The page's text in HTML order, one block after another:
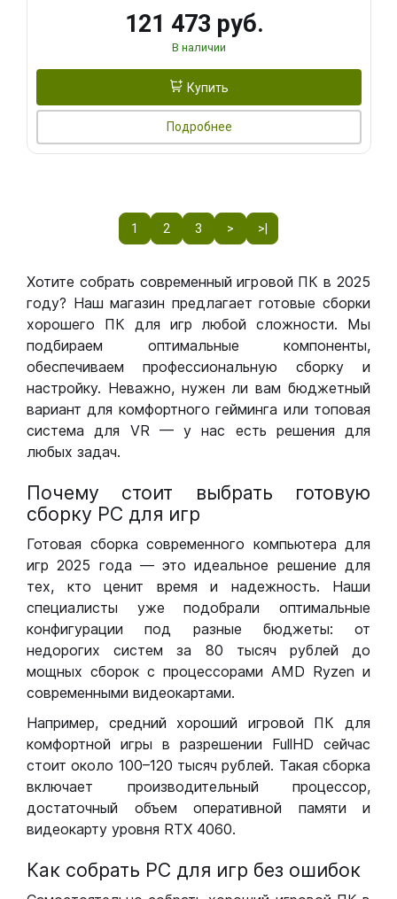
121 473 руб.
В наличии
Купить
Подробнее
1 2 3 > >|
Хотите собрать современный игровой ПК в 2025
году? Наш магазин предлагает готовые сборки
хорошего ПК для игр любой сложности. Мы
подбираем оптимальные компоненты,
обеспечиваем профессиональную сборку и
настройку. Неважно, нужен ли вам бюджетный
вариант для комфортного гейминга или топовая
система для VR — у нас есть решения для
любых задач.
Почему стоит выбрать готовую
сборку РС для игр
Готовая сборка современного компьютера для
игр 2025 года — это идеальное решение для
тех, кто ценит время и надежность. Наши
специалисты уже подобрали оптимальные
конфигурации под разные бюджеты: от
недорогих систем за 80 тысяч рублей до
мощных сборок с процессорами AMD Ryzen и
современными видеокартами.
Например, средний хороший игровой ПК для
комфортной игры в разрешении FullHD сейчас
стоит около 100–120 тысяч рублей. Такая сборка
включает производительный процессор,
достаточный объем оперативной памяти и
видеокарту уровня RTX 4060.
Как собрать РС для игр без ошибок